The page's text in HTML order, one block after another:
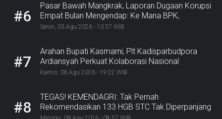
#6
Pasar Bawah Mangkrak, Laporan Dugaan Korupsi
Empat Bulan Mengendap: Ke Mana BPK,
Inspektorat, dan Kejaksaan?
Senin, 03 Agu 2026 - 10:57 WIB
#7
Arahan Bupati Kasmarni, Plt Kadisparbudpora
Ardiansyah Perkuat Kolaborasi Nasional
Sukseskan Ekraforia 2026 dan Bangun Bengkalis
Kamis, 06 Agu 2026 - 19:22 WIB
#8
TEGAS! KEMENDAGRI: Tak Pernah
Rekomendasikan 133 HGB STC Tak Diperpanjang